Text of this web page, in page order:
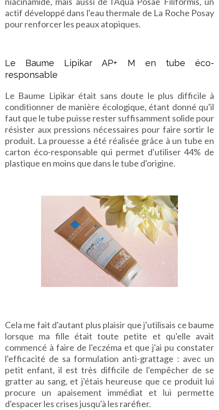
actif développé dans l'eau thermale de La Roche Posay
pour renforcer les peaux atopiques.
Le Baume Lipikar AP+ M en tube éco-
responsable
Le Baume Lipikar était sans doute le plus difficile à
conditionner de manière écologique, étant donné qu'il
faut que le tube puisse rester suffisamment solide pour
résister aux pressions nécessaires pour faire sortir le
produit. La prouesse a été réalisée grâce à un tube en
carton éco-responsable qui permet d'utiliser 44% de
plastique en moins que dans le tube d'origine.
Cela me fait d'autant plus plaisir que j'utilisais ce baume
lorsque ma fille était toute petite et qu'elle avait
commencé à faire de l'eczéma et que j'ai pu constater
l'efficacité de sa formulation anti-grattage : avec un
petit enfant, il est très difficile de l'empêcher de se
gratter au sang, et j'étais heureuse que ce produit lui
procure un apaisement immédiat et lui permette
d'espacer les crises jusqu'à les raréfier.